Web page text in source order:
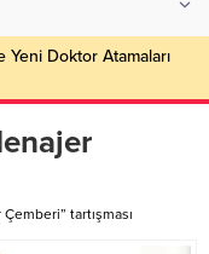
Doktor Atamaları
tartışması